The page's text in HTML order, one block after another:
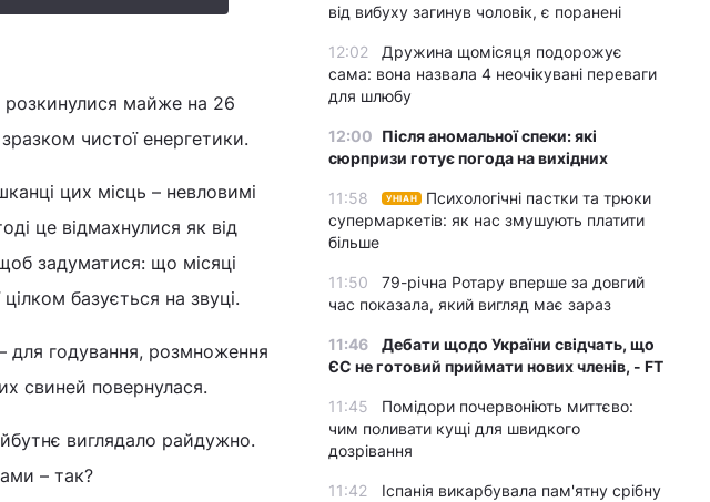
розкинулися майже на 26
чистої енергетики.
цих місць – невловимі
це відмахнулися як від
задуматися: що місяці
базується на звуці.
для годування, розмноження
свиней повернулася.
виглядало райдужно.
– так?
від вибуху загинув чоловік, є поранені
12:02
Дружина щомісяця подорожує
сама: вона назвала 4 неочікувані переваги
для шлюбу
12:00 Після аномальної спеки: які
сюрпризи готує погода на вихідних
11:58 УНІАН
Психологічні пастки та трюки
супермаркетів: як нас змушують платити
більше
11:50
79-річна Ротару вперше за довгий
час показала, який вигляд має зараз
11:46
Дебати щодо України свідчать, що
ЄС не готовий приймати нових членів, - FT
11:45
Помідори почервоніють миттєво:
чим поливати кущі для швидкого
дозрівання
11:42
Іспанія викарбувала пам'ятну срібну